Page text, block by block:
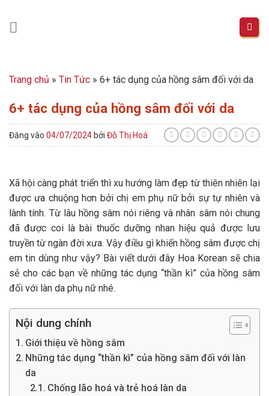
content
Trang chủ » Tin Tức » 6+ tác dụng của hồng sâm đối với da
6+ tác dụng của hồng sâm đối với da
Đăng vào 04/07/2024 bởi Đỗ Thị Hoá
Xã hội càng phát triển thì xu hướng làm đẹp từ thiên nhiên lại
được ưa chuộng hơn bởi chị em phụ nữ bởi sự tự nhiên và
lành tính. Từ lâu hồng sâm nói riêng và nhân sâm nói chung
đã được coi là bài thuốc dưỡng nhan hiệu quả được lưu
truyền từ ngàn đời xưa. Vậy điều gì khiến hồng sâm được chị
em tin dùng như vậy? Bài viết dưới đây Hoa Korean sẽ chia
sẻ cho các bạn về những tác dụng “thần kì” của hồng sâm
đối với làn da phụ nữ nhé.
Nội dung chính
Giới thiệu về hồng sâm
Những tác dụng “thần kì” của hồng sâm đối với làn
da
Chống lão hoá và trẻ hoá làn da